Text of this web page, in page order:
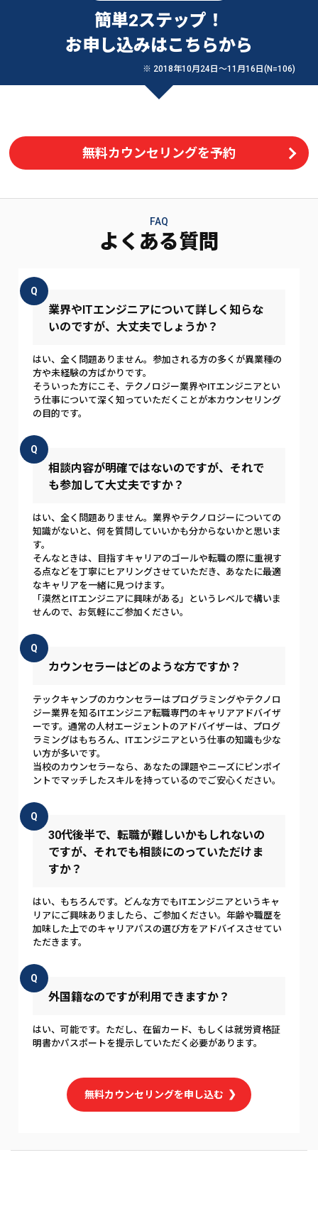
簡単2ステップ！
お申し込みはこちらから
※ 2018年10月24日〜11月16日(N=106)
無料カウンセリングを予約
FAQ
よくある質問
Q
業界やITエンジニアについて詳しく知らな
いのですが、大丈夫でしょうか？
はい、全く問題ありません。参加される方の多くが異業種の
方や未経験の方ばかりです。
そういった方にこそ、テクノロジー業界やITエンジニアとい
う仕事について深く知っていただくことが本カウンセリング
の目的です。
Q
相談内容が明確ではないのですが、それで
も参加して大丈夫ですか？
はい、全く問題ありません。業界やテクノロジーについての
知識がないと、何を質問していいかも分からないかと思いま
す。
そんなときは、目指すキャリアのゴールや転職の際に重視す
る点などを丁寧にヒアリングさせていただき、あなたに最適
なキャリアを一緒に見つけます。
「漠然とITエンジニアに興味がある」というレベルで構いま
せんので、お気軽にご参加ください。
Q
カウンセラーはどのような方ですか？
テックキャンプのカウンセラーはプログラミングやテクノロ
ジー業界を知るITエンジニア転職専門のキャリアアドバイザ
ーです。通常の人材エージェントのアドバイザーは、プログ
ラミングはもちろん、ITエンジニアという仕事の知識も少な
い方が多いです。
当校のカウンセラーなら、あなたの課題やニーズにピンポイ
ントでマッチしたスキルを持っているのでご安心ください。
Q
30代後半で、転職が難しいかもしれないの
ですが、それでも相談にのっていただけま
すか？
はい、もちろんです。どんな方でもITエンジニアというキャ
リアにご興味ありましたら、ご参加ください。年齢や職歴を
加味した上でのキャリアパスの選び方をアドバイスさせてい
ただきます。
Q
外国籍なのですが利用できますか？
はい、可能です。ただし、在留カード、もしくは就労資格証
明書かパスポートを提示していただく必要があります。
無料カウンセリングを申し込む